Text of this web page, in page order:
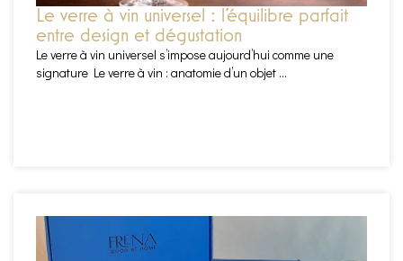
Le verre à vin universel : l’équilibre parfait
entre design et dégustation
Le verre à vin universel s’impose aujourd’hui comme une
signature Le verre à vin : anatomie d’un objet ...